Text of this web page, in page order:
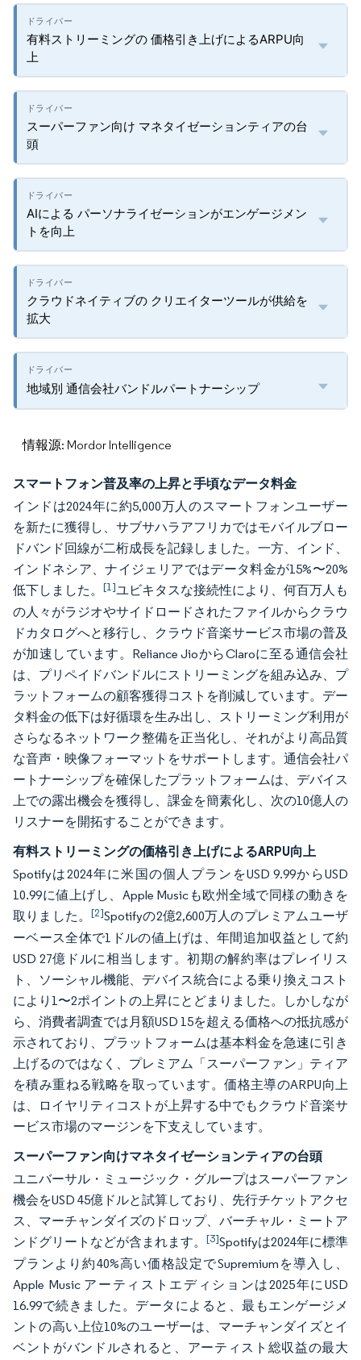
有料ストリーミングの 価格引き上げによるARPU向
上
スーパーファン向け マネタイゼーションティアの台
頭
AIによる パーソナライゼーションがエンゲージメン
トを向上
クラウドネイティブの クリエイターツールが供給を
拡大
地域別 通信会社バンドルパートナーシップ
情報源: Mordor Intelligence
スマートフォン普及率の上昇と手頃なデータ料金
インドは2024年に約5,000万人のスマートフォンユーザー
を新たに獲得し、サブサハラアフリカではモバイルブロー
ドバンド回線が二桁成長を記録しました。一方、インド、
インドネシア、ナイジェリアではデータ料金が15%〜20%
低下しました。 [1]ユビキタスな接続性により、何百万人も
の人々がラジオやサイドロードされたファイルからクラウ
ドカタログへと移行し、クラウド音楽サービス市場の普及
が加速しています。Reliance JioからClaroに至る通信会社
は、プリペイドバンドルにストリーミングを組み込み、プ
ラットフォームの顧客獲得コストを削減しています。デー
タ料金の低下は好循環を生み出し、ストリーミング利用が
さらなるネットワーク整備を正当化し、それがより高品質
な音声・映像フォーマットをサポートします。通信会社パ
ートナーシップを確保したプラットフォームは、デバイス
上での露出機会を獲得し、課金を簡素化し、次の10億人の
リスナーを開拓することができます。
有料ストリーミングの価格引き上げによるARPU向上
Spotifyは2024年に米国の個人プランをUSD 9.99からUSD
10.99に値上げし、Apple Musicも欧州全域で同様の動きを
取りました。[2]Spotifyの2億2,600万人のプレミアムユーザ
ーベース全体で1ドルの値上げは、年間追加収益として約
USD 27億ドルに相当します。初期の解約率はプレイリス
ト、ソーシャル機能、デバイス統合による乗り換えコスト
により1〜2ポイントの上昇にとどまりました。しかしなが
ら、消費者調査では月額USD 15を超える価格への抵抗感が
示されており、プラットフォームは基本料金を急速に引き
上げるのではなく、プレミアム「スーパーファン」ティア
を積み重ねる戦略を取っています。価格主導のARPU向上
は、ロイヤリティコストが上昇する中でもクラウド音楽サ
ービス市場のマージンを下支えしています。
スーパーファン向けマネタイゼーションティアの台頭
ユニバーサル・ミュージック・グループはスーパーファン
機会をUSD 45億ドルと試算しており、先行チケットアクセ
ス、マーチャンダイズのドロップ、バーチャル・ミートア
ンドグリートなどが含まれます。 [3]Spotifyは2024年に標準
プランより約40%高い価格設定でSupremiumを導入し、
Apple Music アーティストエディションは2025年にUSD
16.99で続きました。データによると、最もエンゲージメ
ントの高い上位10%のユーザーは、マーチャンダイズとイ
ベントがバンドルされると、アーティスト総収益の最大